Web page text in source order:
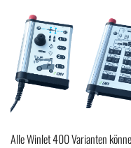
Alle Winlet 400 Varianten